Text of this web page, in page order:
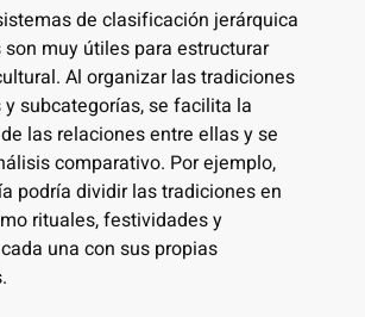
de clasificación jerárquica
muy útiles para estructurar
Al organizar las tradiciones
subcategorías, se facilita la
las relaciones entre ellas y se
comparativo. Por ejemplo,
podría dividir las tradiciones en
rituales, festividades y
una con sus propias